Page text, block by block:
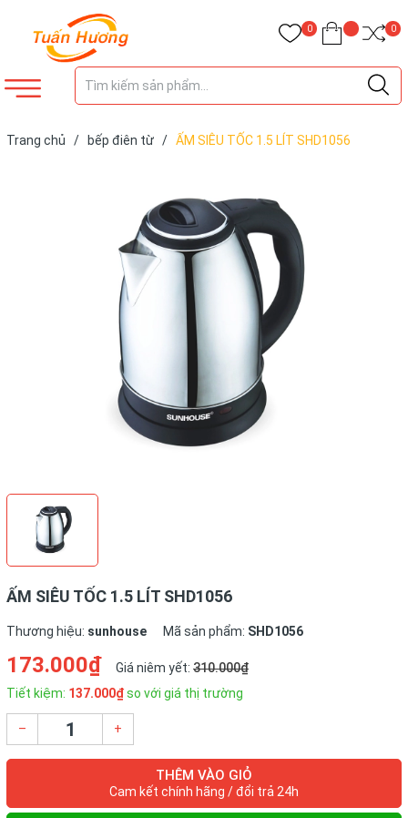
0 0
Trang chủ / bếp điên từ / ẤM SIÊU TỐC 1.5 LÍT SHD1056
ẤM SIÊU TỐC 1.5 LÍT SHD1056
Thương hiệu: sunhouse Mã sản phẩm: SHD1056
173.000₫ Giá niêm yết: 310.000₫
Tiết kiệm: 137.000₫so với giá thị trường
– +
THÊM VÀO GIỎ
Cam kết chính hãng / đổi trả 24h